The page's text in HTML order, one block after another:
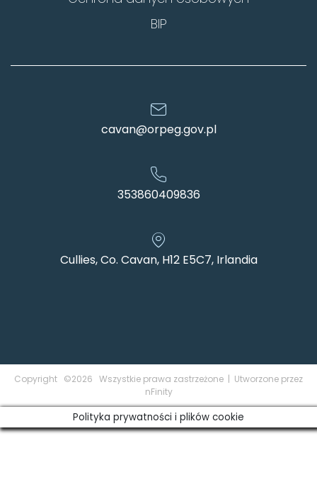
BIP
cavan@orpeg.gov.pl
353860409836
Cullies, Co. Cavan, H12 E5C7, Irlandia
Copyright ©2026 Wszystkie prawa zastrzeżone | Utworzone przez
nFinity
Polityka prywatności i plików cookie